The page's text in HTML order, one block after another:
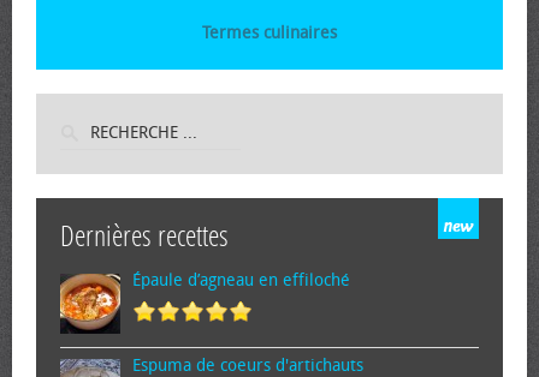
Termes culinaires
Dernières recettes
Épaule d’agneau en effiloché
Espuma de cœurs d'artichauts